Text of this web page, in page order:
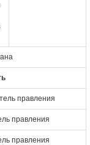
правления
правления
правления